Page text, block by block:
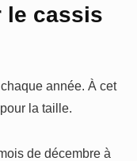
le cassis
année. À cet
la taille.
de décembre à